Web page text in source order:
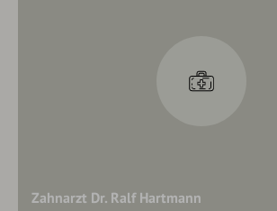
Zahnarzt Dr. Ralf Hartmann